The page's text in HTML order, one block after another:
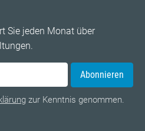
Sie jeden Monat über
Abonnieren
zur Kenntnis genommen.